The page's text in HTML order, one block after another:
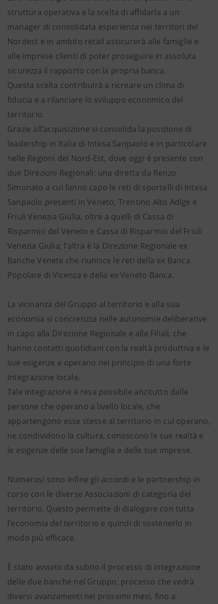
struttura operativa e la scelta di affidarla a un
manager di consolidata esperienza nei territori del
Nordest e in ambito retail assicurerà alle famiglie e
alle imprese clienti di poter proseguire in assoluta
sicurezza il rapporto con la propria banca.
Questa scelta contribuirà a ricreare un clima di
fiducia e a rilanciare lo sviluppo economico del
territorio.
Grazie all’acquisizione si consolida la posizione di
leadership in Italia di Intesa Sanpaolo e in particolare
nelle Regioni del Nord-Est, dove oggi è presente con
due Direzioni Regionali: una diretta da Renzo
Simonato a cui fanno capo le reti di sportelli di Intesa
Sanpaolo presenti in Veneto, Trentino Alto Adige e
Friuli Venezia Giulia, oltre a quelli di Cassa di
Risparmio del Veneto e Cassa di Risparmio del Friuli
Venezia Giulia; l’altra è la Direzione Regionale ex
Banche Venete che riunisce le reti della ex Banca
Popolare di Vicenza e della ex Veneto Banca.
La vicinanza del Gruppo al territorio e alla sua
economia si concretizza nelle autonomie deliberative
in capo alla Direzione Regionale e alle Filiali, che
hanno contatti quotidiani con la realtà produttiva e le
sue esigenze e operano nel principio di una forte
integrazione locale.
Tale integrazione è resa possibile anzitutto dalle
persone che operano a livello locale, che
appartengono esse stesse al territorio in cui operano,
ne condividono la cultura, conoscono le sue realtà e
le esigenze delle sue famiglie e delle sue imprese.
Numerosi sono infine gli accordi e le partnership in
corso con le diverse Associazioni di categoria del
territorio. Questo permette di dialogare con tutta
l’economia del territorio e quindi di sostenerlo in
modo più efficace.
È stato avviato da subito il processo di integrazione
delle due banche nel Gruppo, processo che vedrà
diversi avanzamenti nei prossimi mesi, fino a